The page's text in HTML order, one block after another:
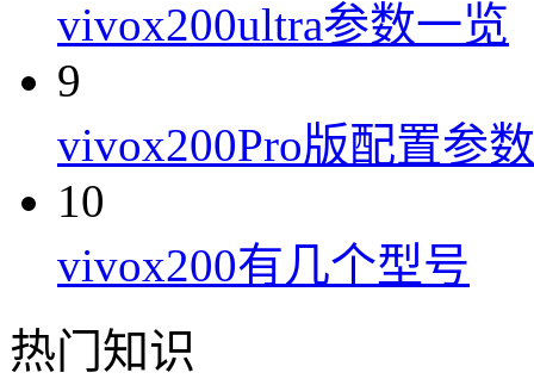
vivox200ultra参数一览
9
vivox200Pro版配置参数
10
vivox200有几个型号
热门知识